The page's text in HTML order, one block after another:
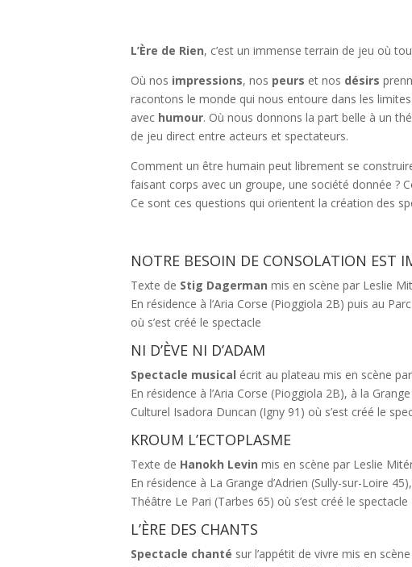
L’Ère de Rien, c’est un immense terrain de jeu où
Où nos impressions, nos peurs et nos désirs
racontons le monde qui nous entoure dans les
avec humour. Où nous donnons la part belle à un
de jeu direct entre acteurs et spectateurs.
Comment un être humain peut librement se
faisant corps avec un groupe, une société donnée ?
Ce sont ces questions qui orientent la création des
NOTRE BESOIN DE CONSOLATION EST
Texte de Stig Dagerman mis en scène par Leslie
En résidence à l’Aria Corse (Pioggiola 2B) puis au
où s’est créé le spectacle
NI D’ÈVE NI D’ADAM
Spectacle musical écrit au plateau mis en scène
En résidence à l’Aria Corse (Pioggiola 2B), à la
Culturel Isadora Duncan (Igny 91) où s’est créé le
KROUM L’ECTOPLASME
Texte de Hanokh Levin mis en scène par Leslie
En résidence à La Grange d’Adrien (Sully-sur-Loire
Théâtre Le Pari (Tarbes 65) où s’est créé le spectacle
L’ÈRE DES CHANTS
Spectacle chanté sur l’appétit de vivre mis en